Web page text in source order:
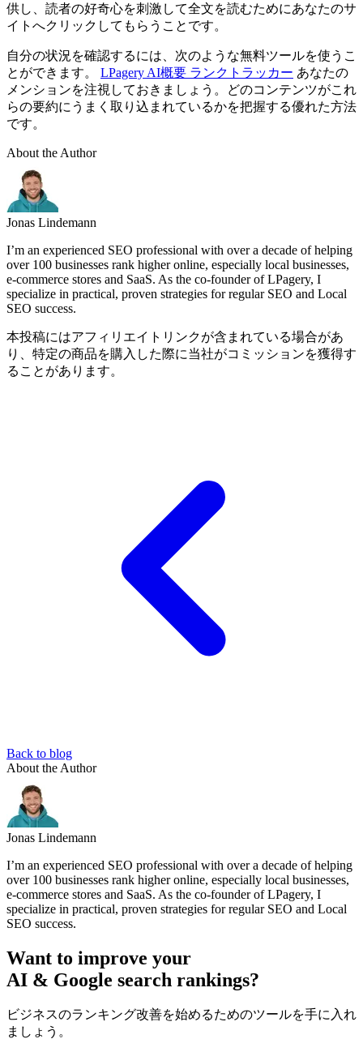
供し、読者の好奇心を刺激して全文を読むためにあなたのサ
イトへクリックしてもらうことです。
自分の状況を確認するには、次のような無料ツールを使うこ
とができます。 LPagery AI概要 ランクトラッカー あなたの
メンションを注視しておきましょう。どのコンテンツがこれ
らの要約にうまく取り込まれているかを把握する優れた方法
です。
About the Author
Jonas Lindemann
I’m an experienced SEO professional with over a decade of helping
over 100 businesses rank higher online, especially local businesses,
e-commerce stores and SaaS. As the co-founder of LPagery, I
specialize in practical, proven strategies for regular SEO and Local
SEO success.
本投稿にはアフィリエイトリンクが含まれている場合があ
り、特定の商品を購入した際に当社がコミッションを獲得す
ることがあります。
Back to blog
About the Author
Jonas Lindemann
I’m an experienced SEO professional with over a decade of helping
over 100 businesses rank higher online, especially local businesses,
e-commerce stores and SaaS. As the co-founder of LPagery, I
specialize in practical, proven strategies for regular SEO and Local
SEO success.
Want to improve your
AI & Google search rankings?
ビジネスのランキング改善を始めるためのツールを手に入れ
ましょう。